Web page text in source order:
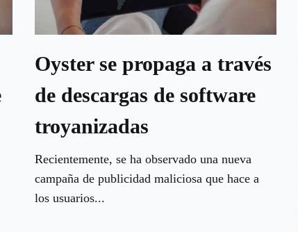
Oyster se propaga a través
de descargas de software
troyanizadas
Recientemente, se ha observado una nueva
campaña de publicidad maliciosa que hace a
los usuarios...